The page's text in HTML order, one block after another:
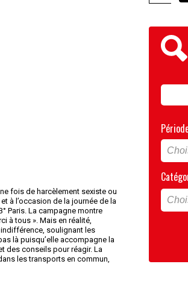
fois de harcèlement sexiste ou
à l’occasion de la journée de la
Paris. La campagne montre
à tous ». Mais en réalité,
soulignant les
là puisqu’elle accompagne la
des conseils pour réagir. La
les transports en commun,